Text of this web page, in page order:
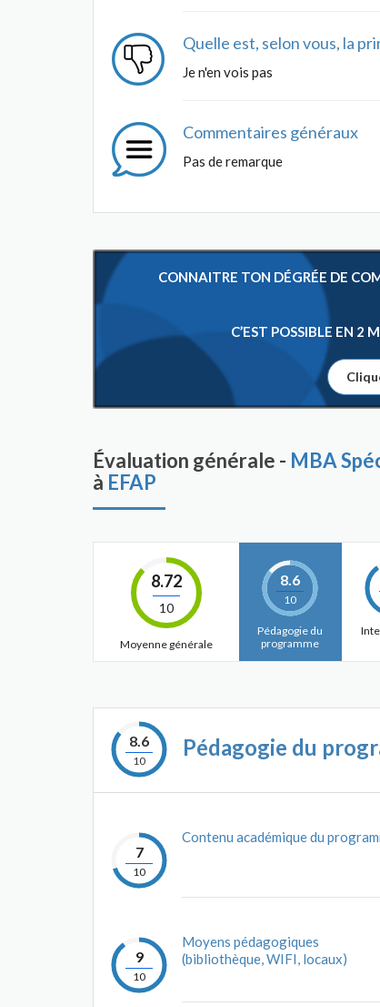
Quelle est, selon vous, la
Je n'en vois pas
Commentaires généraux
Pas de remarque
CONNAITRE TON DÉGRÉE DE
C’EST POSSIBLE EN 2
Évaluation générale - MBA
à EFAP
8.72
10
Moyenne générale
8.6
10
Pédagogie du
programme
8.6
10
Pédagogie du
7
10
Contenu académique du
9
10
Moyens pédagogiques
(bibliothèque, WIFI, locaux)